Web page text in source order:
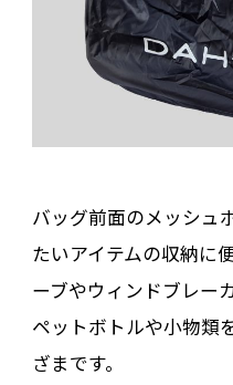
バッグ前面のメッシュ
たいアイテムの収納に
ーブやウィンドブレー
ペットボトルや小物類
ざまです。